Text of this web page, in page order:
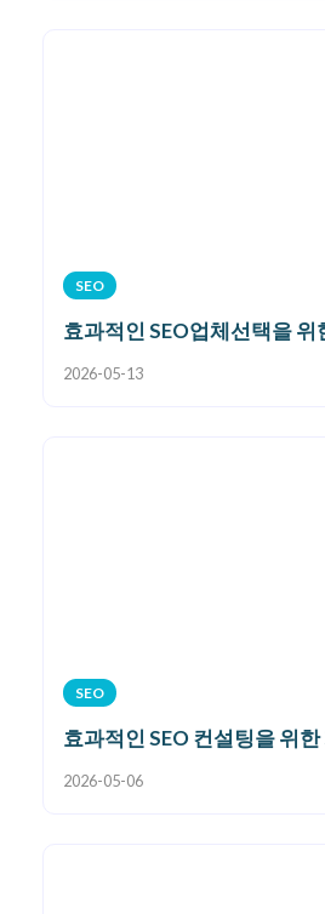
SEO
효과적인 SEO업체선택을 위
2026-05-13
SEO
효과적인 SEO 컨설팅을 위
2026-05-06